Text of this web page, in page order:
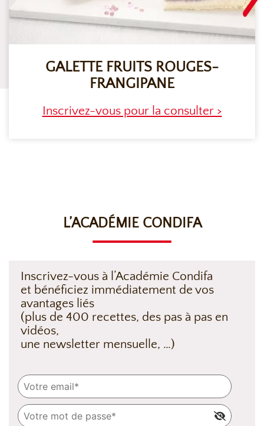
GALETTE FRUITS ROUGES-
FRANGIPANE
Inscrivez-vous pour la consulter >
L’ACADÉMIE CONDIFA
Inscrivez-vous à l’Académie Condifa
et bénéficiez immédiatement de vos
avantages liés
(plus de 400 recettes, des pas à pas en
vidéos,
une newsletter mensuelle, …)